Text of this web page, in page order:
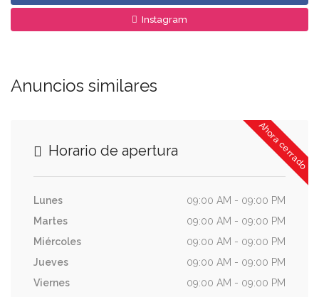
Instagram
Anuncios similares
Ahora cerrado
Horario de apertura
Lunes
09:00 AM - 09:00 PM
Martes
09:00 AM - 09:00 PM
Miércoles
09:00 AM - 09:00 PM
Jueves
09:00 AM - 09:00 PM
Viernes
09:00 AM - 09:00 PM